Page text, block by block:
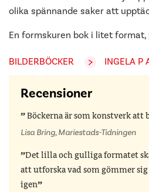
olika spännande saker att
En formskuren bok i litet
BILDERBÖCKER INGELA P
Recensioner
Böckerna är som konstverk att
Lisa Bring, Mariestads-Tidningen
Det lilla och gulliga formatet
att utforska vad som gömmer
igen